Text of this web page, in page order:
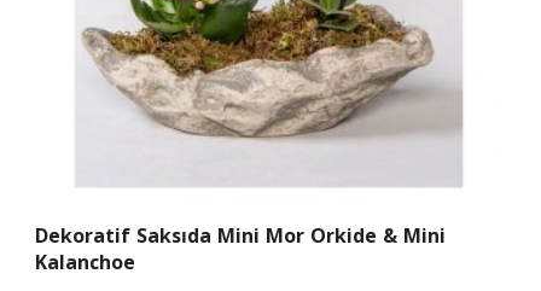
Dekoratif Saksıda Mini Mor Orkide & Mini
Kalanchoe